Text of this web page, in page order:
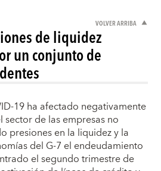
VOLVER ARRIBA
de liquidez
un conjunto de
19 ha afectado negativamente
de las empresas no
presiones en la liquidez y la
del G-7 el endeudamiento
el segundo trimestre de